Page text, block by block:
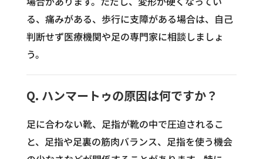
る、痛みがある、歩行に支障がある場合は、自己
判断せず医療機関や足の専門家に相談しましょ
う。
Q. ハンマートゥの原因は何ですか？
足に合わない靴、足指が靴の中で圧迫されるこ
と、足指や足裏の筋肉バランス、足指を使う機会